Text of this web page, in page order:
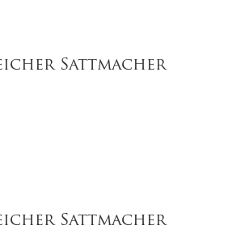
Sattmacher
Sattmacher